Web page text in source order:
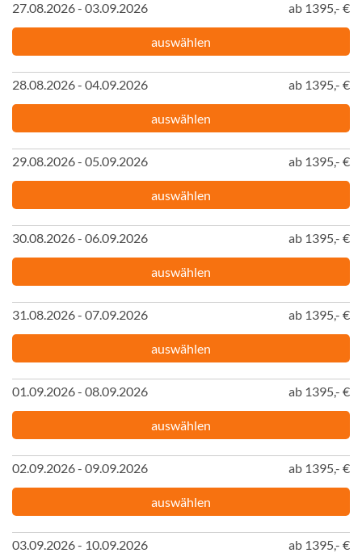
27.08.2026 - 03.09.2026 ab 1395,- €
auswählen
28.08.2026 - 04.09.2026 ab 1395,- €
auswählen
29.08.2026 - 05.09.2026 ab 1395,- €
auswählen
30.08.2026 - 06.09.2026 ab 1395,- €
auswählen
31.08.2026 - 07.09.2026 ab 1395,- €
auswählen
01.09.2026 - 08.09.2026 ab 1395,- €
auswählen
02.09.2026 - 09.09.2026 ab 1395,- €
auswählen
03.09.2026 - 10.09.2026 ab 1395,- €